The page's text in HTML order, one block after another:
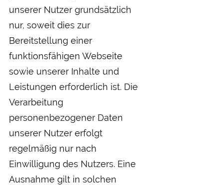
unserer Nutzer grundsätzlich
nur, soweit dies zur
Bereitstellung einer
funktionsfähigen Webseite
sowie unserer Inhalte und
Leistungen erforderlich ist. Die
Verarbeitung
personenbezogener Daten
unserer Nutzer erfolgt
regelmäßig nur nach
Einwilligung des Nutzers. Eine
Ausnahme gilt in solchen